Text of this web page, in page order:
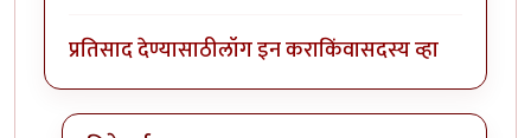
प्रतिसाद देण्यासाठीलॉग इन कराकिंवासदस्य व्हा